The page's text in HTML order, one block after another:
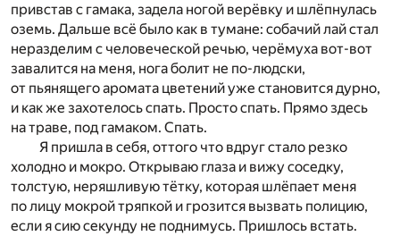
привстав с гамака, задела ногой верёвку и шлёпнулась
оземь. Дальше всё было как в тумане: собачий лай стал
неразделим с человеческой речью, черёмуха вот-вот
завалится на меня, нога болит не по-людски,
от пьянящего аромата цветений уже становится дурно,
и как же захотелось спать. Просто спать. Прямо здесь
на траве, под гамаком. Спать.
Я пришла в себя, оттого что вдруг стало резко
холодно и мокро. Открываю глаза и вижу соседку,
толстую, неряшливую тётку, которая шлёпает меня
по лицу мокрой тряпкой и грозится вызвать полицию,
если я сию секунду не поднимусь. Пришлось встать.